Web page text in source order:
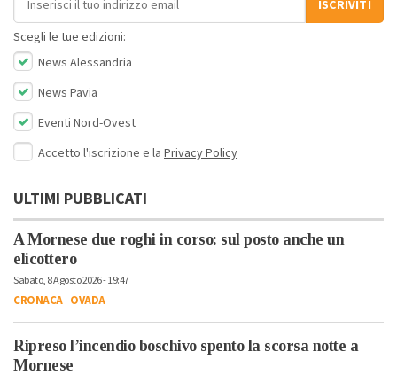
ISCRIVITI
Scegli le tue edizioni:
News Alessandria
News Pavia
Eventi Nord-Ovest
Accetto l'iscrizione e la Privacy Policy
ULTIMI PUBBLICATI
A Mornese due roghi in corso: sul posto anche un
elicottero
Sabato, 8 Agosto 2026 - 19:47
CRONACA-OVADA
Ripreso l’incendio boschivo spento la scorsa notte a
Mornese